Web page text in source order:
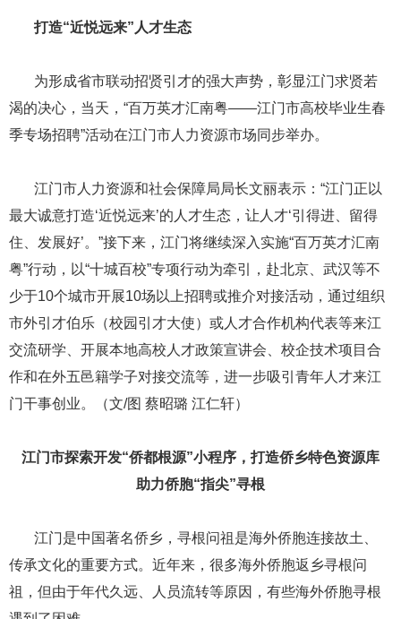
​​​​​​​打造“近悦远来”人才生态
​​​​​​​ 为形成省市联动招贤引才的强大声势，彰显江门求贤若
渴的决心，当天，“百万英才汇南粤——江门市高校毕业生春
季专场招聘”活动在江门市人力资源市场同步举办。
​​​​​​​ 江门市人力资源和社会保障局局长文丽表示：“江门正以
最大诚意打造‘近悦远来’的人才生态，让人才‘引得进、留得
住、发展好’。”接下来，江门将继续深入实施“百万英才汇南
粤”行动，以“十城百校”专项行动为牵引，赴北京、武汉等不
少于10个城市开展10场以上招聘或推介对接活动，通过组织
市外引才伯乐（校园引才大使）或人才合作机构代表等来江
交流研学、开展本地高校人才政策宣讲会、校企技术项目合
作和在外五邑籍学子对接交流等，进一步吸引青年人才来江
门干事创业。（文/图 蔡昭璐 江仁轩）
江门市探索开发“侨都根源”小程序，打造侨乡特色资源库
助力侨胞“指尖”寻根
​​​​​​​ ​​​​​​​江门是中国著名侨乡，寻根问祖是海外侨胞连接故土、
传承文化的重要方式。近年来，很多海外侨胞返乡寻根问
祖，但由于年代久远、人员流转等原因，有些海外侨胞寻根